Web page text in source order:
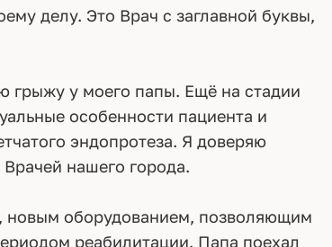
делу. Это Врач с заглавной буквы,
грыжу у моего папы. Ещё на стадии
особенности пациента и
эндопротеза. Я доверяю
нашего города.
новым оборудованием, позволяющим
реабилитации. Папа поехал